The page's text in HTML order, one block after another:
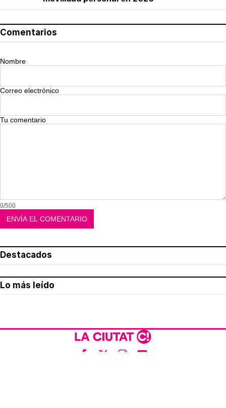
Comentarios
Nombre
Correo electrónico
Tu comentario
0/500
Destacados
Lo más leído